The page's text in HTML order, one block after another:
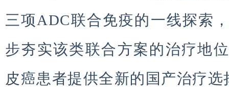
三项ADC联合免疫的一线探索
步夯实该类联合方案的治疗地
皮癌患者提供全新的国产治疗选